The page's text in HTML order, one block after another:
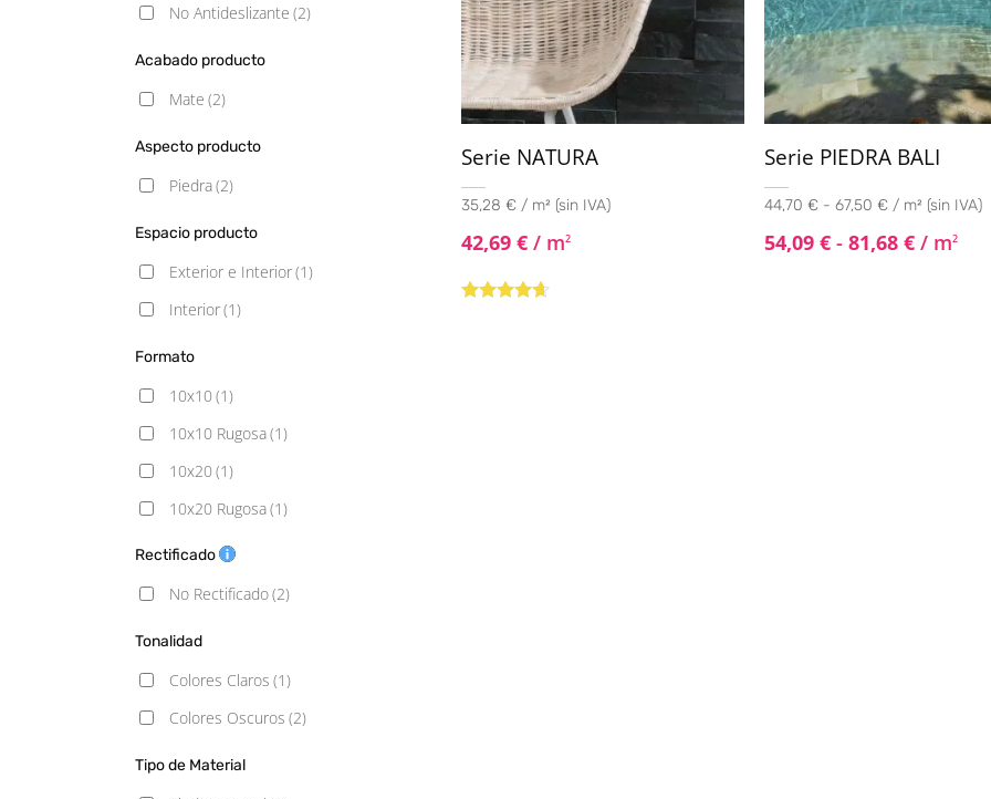
No Antideslizante (2)
Acabado producto
Mate (2)
Aspecto producto
Piedra(2)
Espacio producto
Exterior e Interior(1)
Interior(1)
Formato
10x10 (1)
10x10 Rugosa(1)
10x20 (1)
10x20 Rugosa(1)
15x60 (1)
(1)
Rectificado
No Rectificado(2)
Tonalidad
Colores Claros (1)
Colores Oscuros (2)
Tipo de Material
Serie NATURA
35,28 € / m² (sin IVA)
42,69 € / m2
Serie PIEDRA BALI
44,70 € - 67,50 € / m² (sin IVA)
54,09€ - 81,68€ / m2